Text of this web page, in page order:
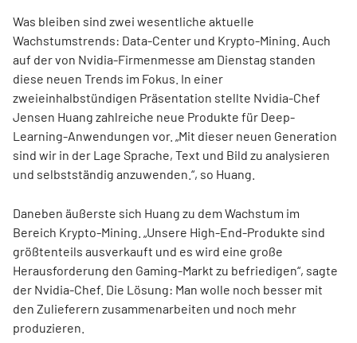
Was bleiben sind zwei wesentliche aktuelle
Wachstumstrends: Data-Center und Krypto-Mining. Auch
auf der von Nvidia-Firmenmesse am Dienstag standen
diese neuen Trends im Fokus. In einer
zweieinhalbstündigen Präsentation stellte Nvidia-Chef
Jensen Huang zahlreiche neue Produkte für Deep-
Learning-Anwendungen vor. „Mit dieser neuen Generation
sind wir in der Lage Sprache, Text und Bild zu analysieren
und selbstständig anzuwenden.“, so Huang.
Daneben äußerste sich Huang zu dem Wachstum im
Bereich Krypto-Mining. „Unsere High-End-Produkte sind
größtenteils ausverkauft und es wird eine große
Herausforderung den Gaming-Markt zu befriedigen“, sagte
der Nvidia-Chef. Die Lösung: Man wolle noch besser mit
den Zulieferern zusammenarbeiten und noch mehr
produzieren.